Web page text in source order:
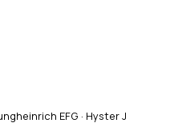
EFG · Hyster J